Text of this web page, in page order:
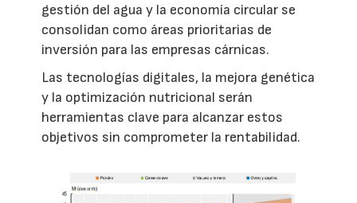
gestión del agua y la economía circular se
consolidan como áreas prioritarias de
inversión para las empresas cárnicas.
Las tecnologías digitales, la mejora genética
y la optimización nutricional serán
herramientas clave para alcanzar estos
objetivos sin comprometer la rentabilidad.